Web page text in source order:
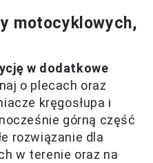
motocyklowych,
w dodatkowe
o plecach oraz
kręgosłupa i
górną część
rozwiązanie dla
w terenie oraz na